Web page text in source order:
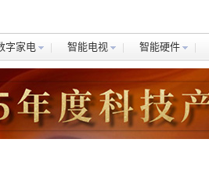
字家电 智能电视 智能硬件